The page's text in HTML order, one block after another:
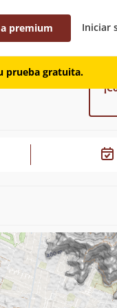
premium Iniciar
prueba gratuita.